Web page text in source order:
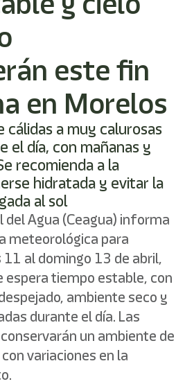
este fin
en Morelos
cálidas a muy calurosas
el día, con mañanas y
recomienda a la
hidratada y evitar la
al sol
del Agua (Ceagua) informa
meteorológica para
al domingo 13 de abril,
espera tiempo estable, con
ambiente seco y
durante el día. Las
un ambiente de
variaciones en la